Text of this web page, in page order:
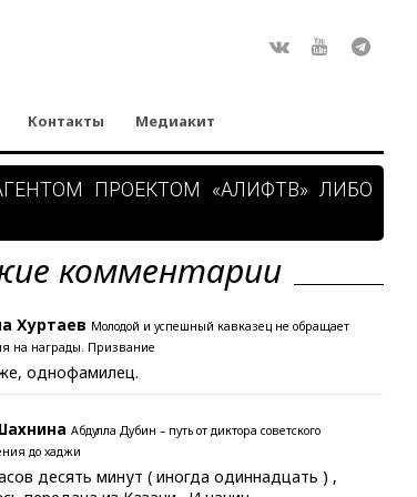
Контакты Медиакит
ПРОЕКТОМ «АЛИФТВ» ЛИБО
комментарии
Хуртаев Молодой и успешный кавказец не обращает
на награды. Призвание
однофамилец.
Абдулла Дубин – путь от диктора советского
до хаджи
десять минут ( иногда одиннадцать ) ,